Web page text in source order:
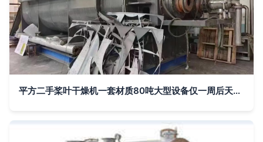
平方二手桨叶干燥机一套材质80吨大型设备仅一周后天到家需要的请联系